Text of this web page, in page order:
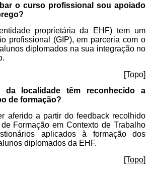
o curso profissional sou apoiado
proprietária da EHF) tem um
profissional (GIP), em parceria com o
diplomados na sua integração no
[Topo]
da localidade têm reconhecido a
de formação?
aferido a partir do feedback recolhido
Formação em Contexto de Trabalho
aplicados à formação dos
diplomados da EHF.
[Topo]